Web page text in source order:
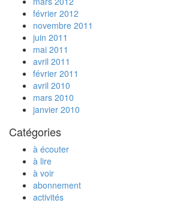
février 2012
novembre 2011
juin 2011
mai 2011
avril 2011
février 2011
avril 2010
mars 2010
janvier 2010
Catégories
à écouter
à lire
à voir
abonnement
activités